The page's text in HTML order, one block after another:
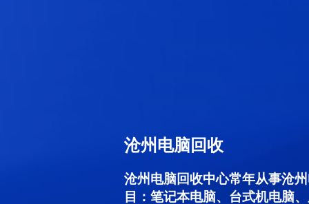
沧州电脑回收
沧州电脑回收中心常年从事沧
目：笔记本电脑、台式机电脑